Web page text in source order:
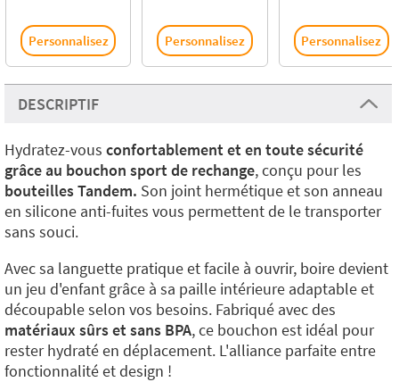
Personnalisez Personnalisez Personnalisez
DESCRIPTIF
Hydratez-vous confortablement et en toute sécurité
grâce au bouchon sport de rechange, conçu pour les
bouteilles Tandem. Son joint hermétique et son anneau
en silicone anti-fuites vous permettent de le transporter
sans souci.
Avec sa languette pratique et facile à ouvrir, boire devient
un jeu d'enfant grâce à sa paille intérieure adaptable et
découpable selon vos besoins. Fabriqué avec des
matériaux sûrs et sans BPA, ce bouchon est idéal pour
rester hydraté en déplacement. L'alliance parfaite entre
fonctionnalité et design !